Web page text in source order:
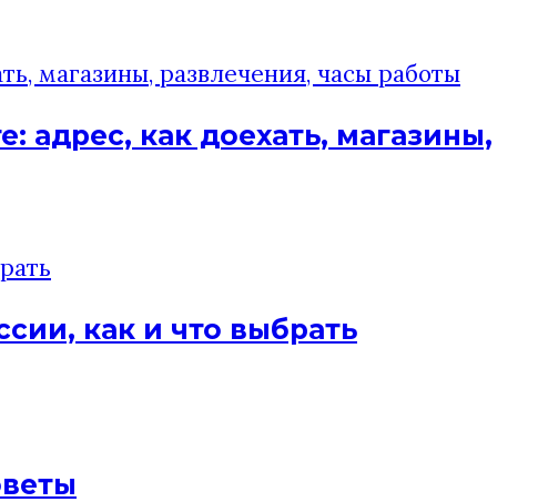
адрес, как доехать, магазины,
как и что выбрать